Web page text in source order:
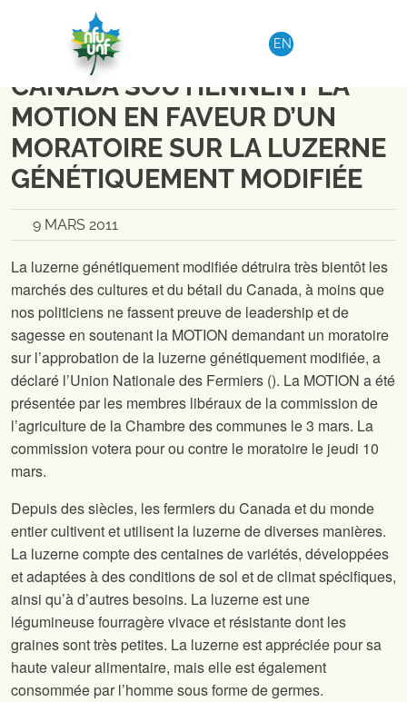
Aller au contenu
EN
|COMMUNIQUÉ DE PRESSE
LES FERMIERS DE TOUT LE
CANADA SOUTIENNENT LA
MOTION EN FAVEUR D’UN
MORATOIRE SUR LA LUZERNE
GÉNÉTIQUEMENT MODIFIÉE
9 MARS 2011
La luzerne génétiquement modifiée détruira très bientôt les
marchés des cultures et du bétail du Canada, à moins que
nos politiciens ne fassent preuve de leadership et de
sagesse en soutenant la MOTION demandant un moratoire
sur l’approbation de la luzerne génétiquement modifiée, a
déclaré l’Union Nationale des Fermiers (). La MOTION a été
présentée par les membres libéraux de la commission de
l’agriculture de la Chambre des communes le 3 mars. La
commission votera pour ou contre le moratoire le jeudi 10
mars.
Depuis des siècles, les fermiers du Canada et du monde
entier cultivent et utilisent la luzerne de diverses manières.
La luzerne compte des centaines de variétés, développées
et adaptées à des conditions de sol et de climat spécifiques,
ainsi qu’à d’autres besoins. La luzerne est une
légumineuse fourragère vivace et résistante dont les
graines sont très petites. La luzerne est appréciée pour sa
haute valeur alimentaire, mais elle est également
consommée par l’homme sous forme de germes.